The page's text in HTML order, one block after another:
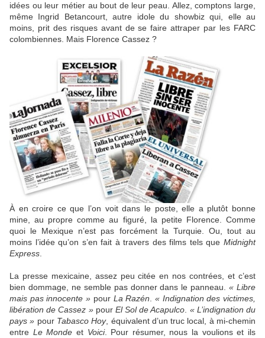
idées ou leur métier au bout de leur peau. Allez, comptons large,
même Ingrid Betancourt, autre idole du showbiz qui, elle au
moins, prit des risques avant de se faire attraper par les FARC
colombiennes. Mais Florence Cassez ?
À en croire ce que l’on voit dans le poste, elle a plutôt bonne
mine, au propre comme au figuré, la petite Florence. Comme
quoi le Mexique n’est pas forcément la Turquie. Ou, tout au
moins l’idée qu’on s’en fait à travers des films tels que Midnight
Express.
La presse mexicaine, assez peu citée en nos contrées, et c’est
bien dommage, ne semble pas donner dans le panneau.« Libre
mais pas innocente » pour La Razén. « Indignation des victimes,
libération de Cassez »pour El Sol de Acapulco. « L’indignation du
pays » pour Tabasco Hoy, équivalent d’un truc local, à mi-chemin
entre Le Monde et Voici. Pour résumer, nous la voulions et ils